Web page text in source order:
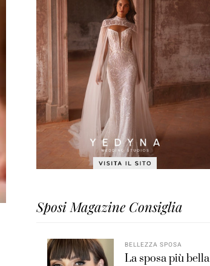
Sposi Magazine Consiglia
BELLEZZA SPOSA
La sposa più bella